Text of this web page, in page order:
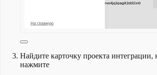
Найдите карточку проекта
нажмите